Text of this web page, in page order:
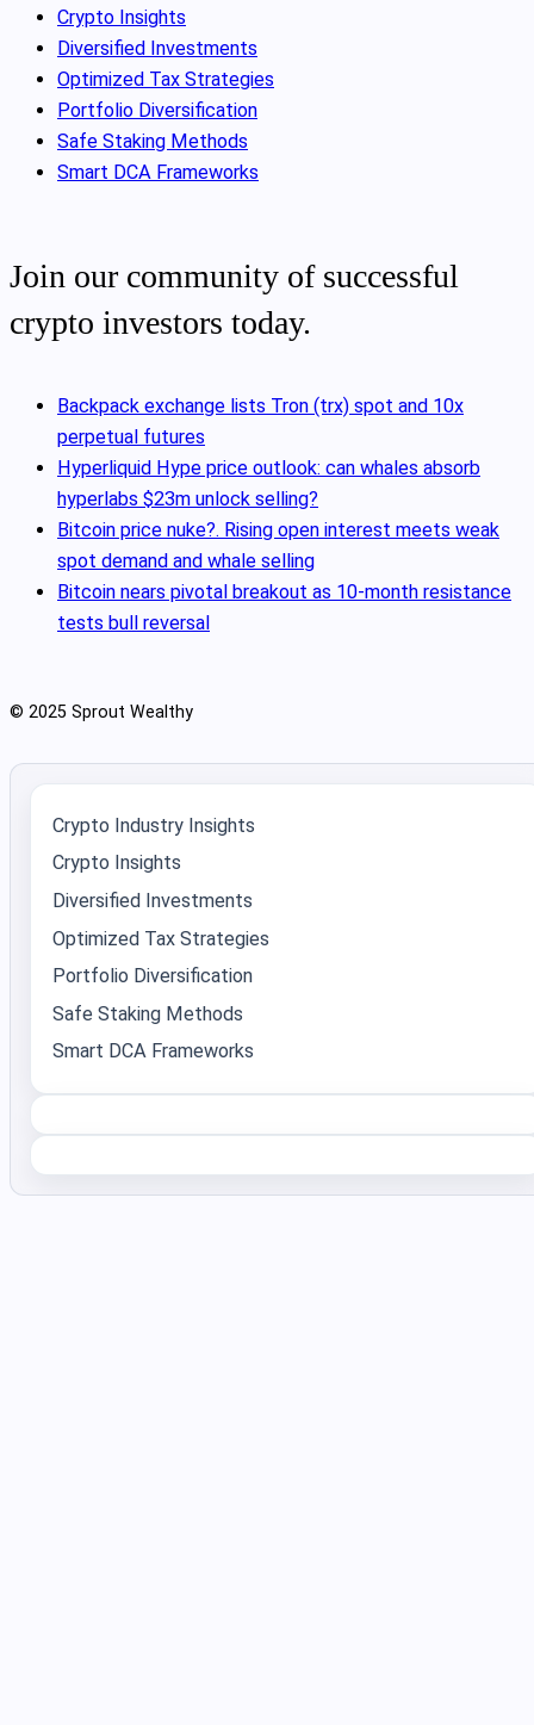
Crypto Insights
Diversified Investments
Optimized Tax Strategies
Portfolio Diversification
Safe Staking Methods
Smart DCA Frameworks
Join our community of successful
crypto investors today.
Backpack exchange lists Tron (trx) spot and 10x
perpetual futures
Hyperliquid Hype price outlook: can whales absorb
hyperlabs $23m unlock selling?
Bitcoin price nuke?. Rising open interest meets weak
spot demand and whale selling
Bitcoin nears pivotal breakout as 10‑month resistance
tests bull reversal
© 2025 Sprout Wealthy
Crypto Industry Insights
Crypto Insights
Diversified Investments
Optimized Tax Strategies
Portfolio Diversification
Safe Staking Methods
Smart DCA Frameworks